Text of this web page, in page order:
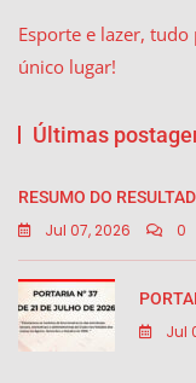
Esporte e lazer,
único lugar!
Últimas
RESUMO DO
Jul 07, 2026 0
Jul